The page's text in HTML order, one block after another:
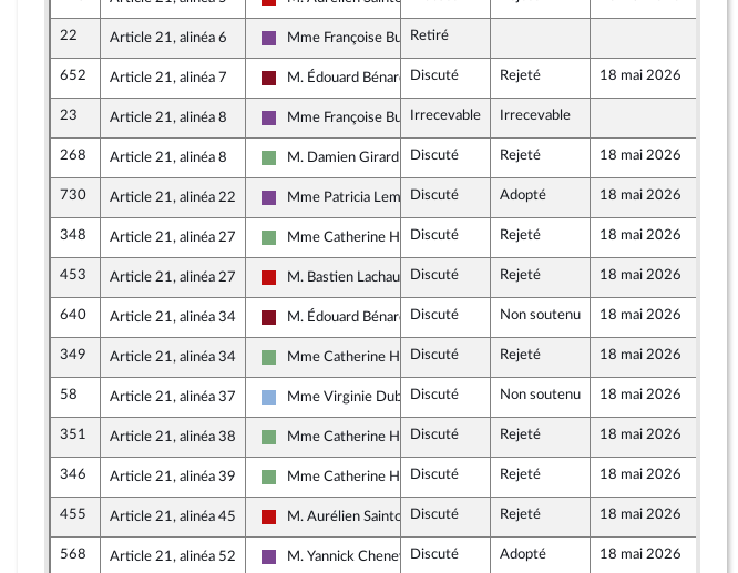
La France insoumise - Nouveau Front Populaire
22 Article 21, alinéa 6
Ensemble pour la République
Mme Françoise BuffetRetiré
652 Article 21, alinéa 7
Gauche Démocrate et Républicaine
M. Édouard Bénard Discuté Rejeté 18 mai 2026
23 Article 21, alinéa 8
Ensemble pour la République
Mme Françoise BuffetIrrecevable Irrecevable
268 Article 21, alinéa 8
Écologiste et Social
M. Damien Girard Discuté Rejeté 18 mai 2026
730 Article 21, alinéa 22
Ensemble pour la République
Mme Patricia LemoineDiscuté Adopté 18 mai 2026
348 Article 21, alinéa 27
Écologiste et Social
Mme Catherine Hervieu
Discuté Rejeté 18 mai 2026
453 Article 21, alinéa 27
La France insoumise - Nouveau Front Populaire
M. Bastien Lachaud Discuté Rejeté 18 mai 2026
640 Article 21, alinéa 34
Gauche Démocrate et Républicaine
M. Édouard Bénard Discuté Non soutenu 18 mai 2026
349 Article 21, alinéa 34
Écologiste et Social
Mme Catherine Hervieu
Discuté Rejeté 18 mai 2026
58 Article 21, alinéa 37
Droite Républicaine
Mme Virginie Duby-Muller
Discuté Non soutenu 18 mai 2026
351 Article 21, alinéa 38
Écologiste et Social
Mme Catherine Hervieu
Discuté Rejeté 18 mai 2026
346 Article 21, alinéa 39
Écologiste et Social
Mme Catherine Hervieu
Discuté Rejeté 18 mai 2026
455 Article 21, alinéa 45
La France insoumise - Nouveau Front Populaire
M. Aurélien SaintoulDiscuté Rejeté 18 mai 2026
568 Article 21, alinéa 52
Ensemble pour la République
M. Yannick ChenevardDiscuté Adopté 18 mai 2026